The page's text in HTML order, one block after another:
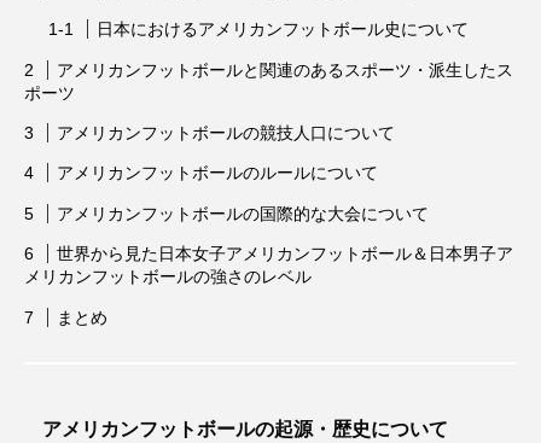
バッター バンジージャンプ
ブンデスリーガ マスコット ラケット
レジャー レース 下半身 予選
人気上昇スポーツを知る 会場
力士
山口県岩国市 広島市佐伯区 日本人
日本におけるアメリカンフットボール史について
アメリカンフットボールと関連のあるスポーツ・派生したス
ポーツ
アメリカンフットボールの競技人口について
アメリカンフットボールのルールについて
アメリカンフットボールの国際的な大会について
世界から見た日本女子アメリカンフットボール＆日本男子ア
メリカンフットボールの強さのレベル
まとめ
アメリカンフットボールの起源・歴史について